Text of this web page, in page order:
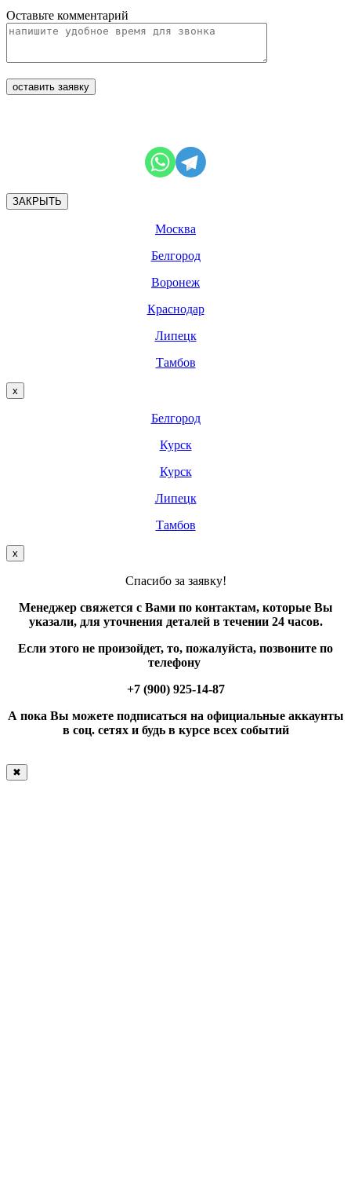
Оставьте комментарий
ЗАКРЫТЬ
Москва
Белгород
Воронеж
Краснодар
Липецк
Тамбов
х
Белгород
Курск
Курск
Липецк
Тамбов
х
Спасибо за заявку!
Менеджер свяжется с Вами по контактам, которые Вы
указали, для уточнения деталей в течении 24 часов.
Если этого не произойдет, то, пожалуйста, позвоните по
телефону
+7 (900) 925-14-87
А пока Вы можете подписаться на официальные аккаунты
в соц. сетях и будь в курсе всех событий
✖